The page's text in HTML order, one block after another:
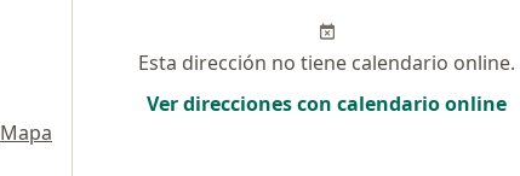
Mapa
Esta dirección no tiene calendario online.
Ver direcciones con calendario online